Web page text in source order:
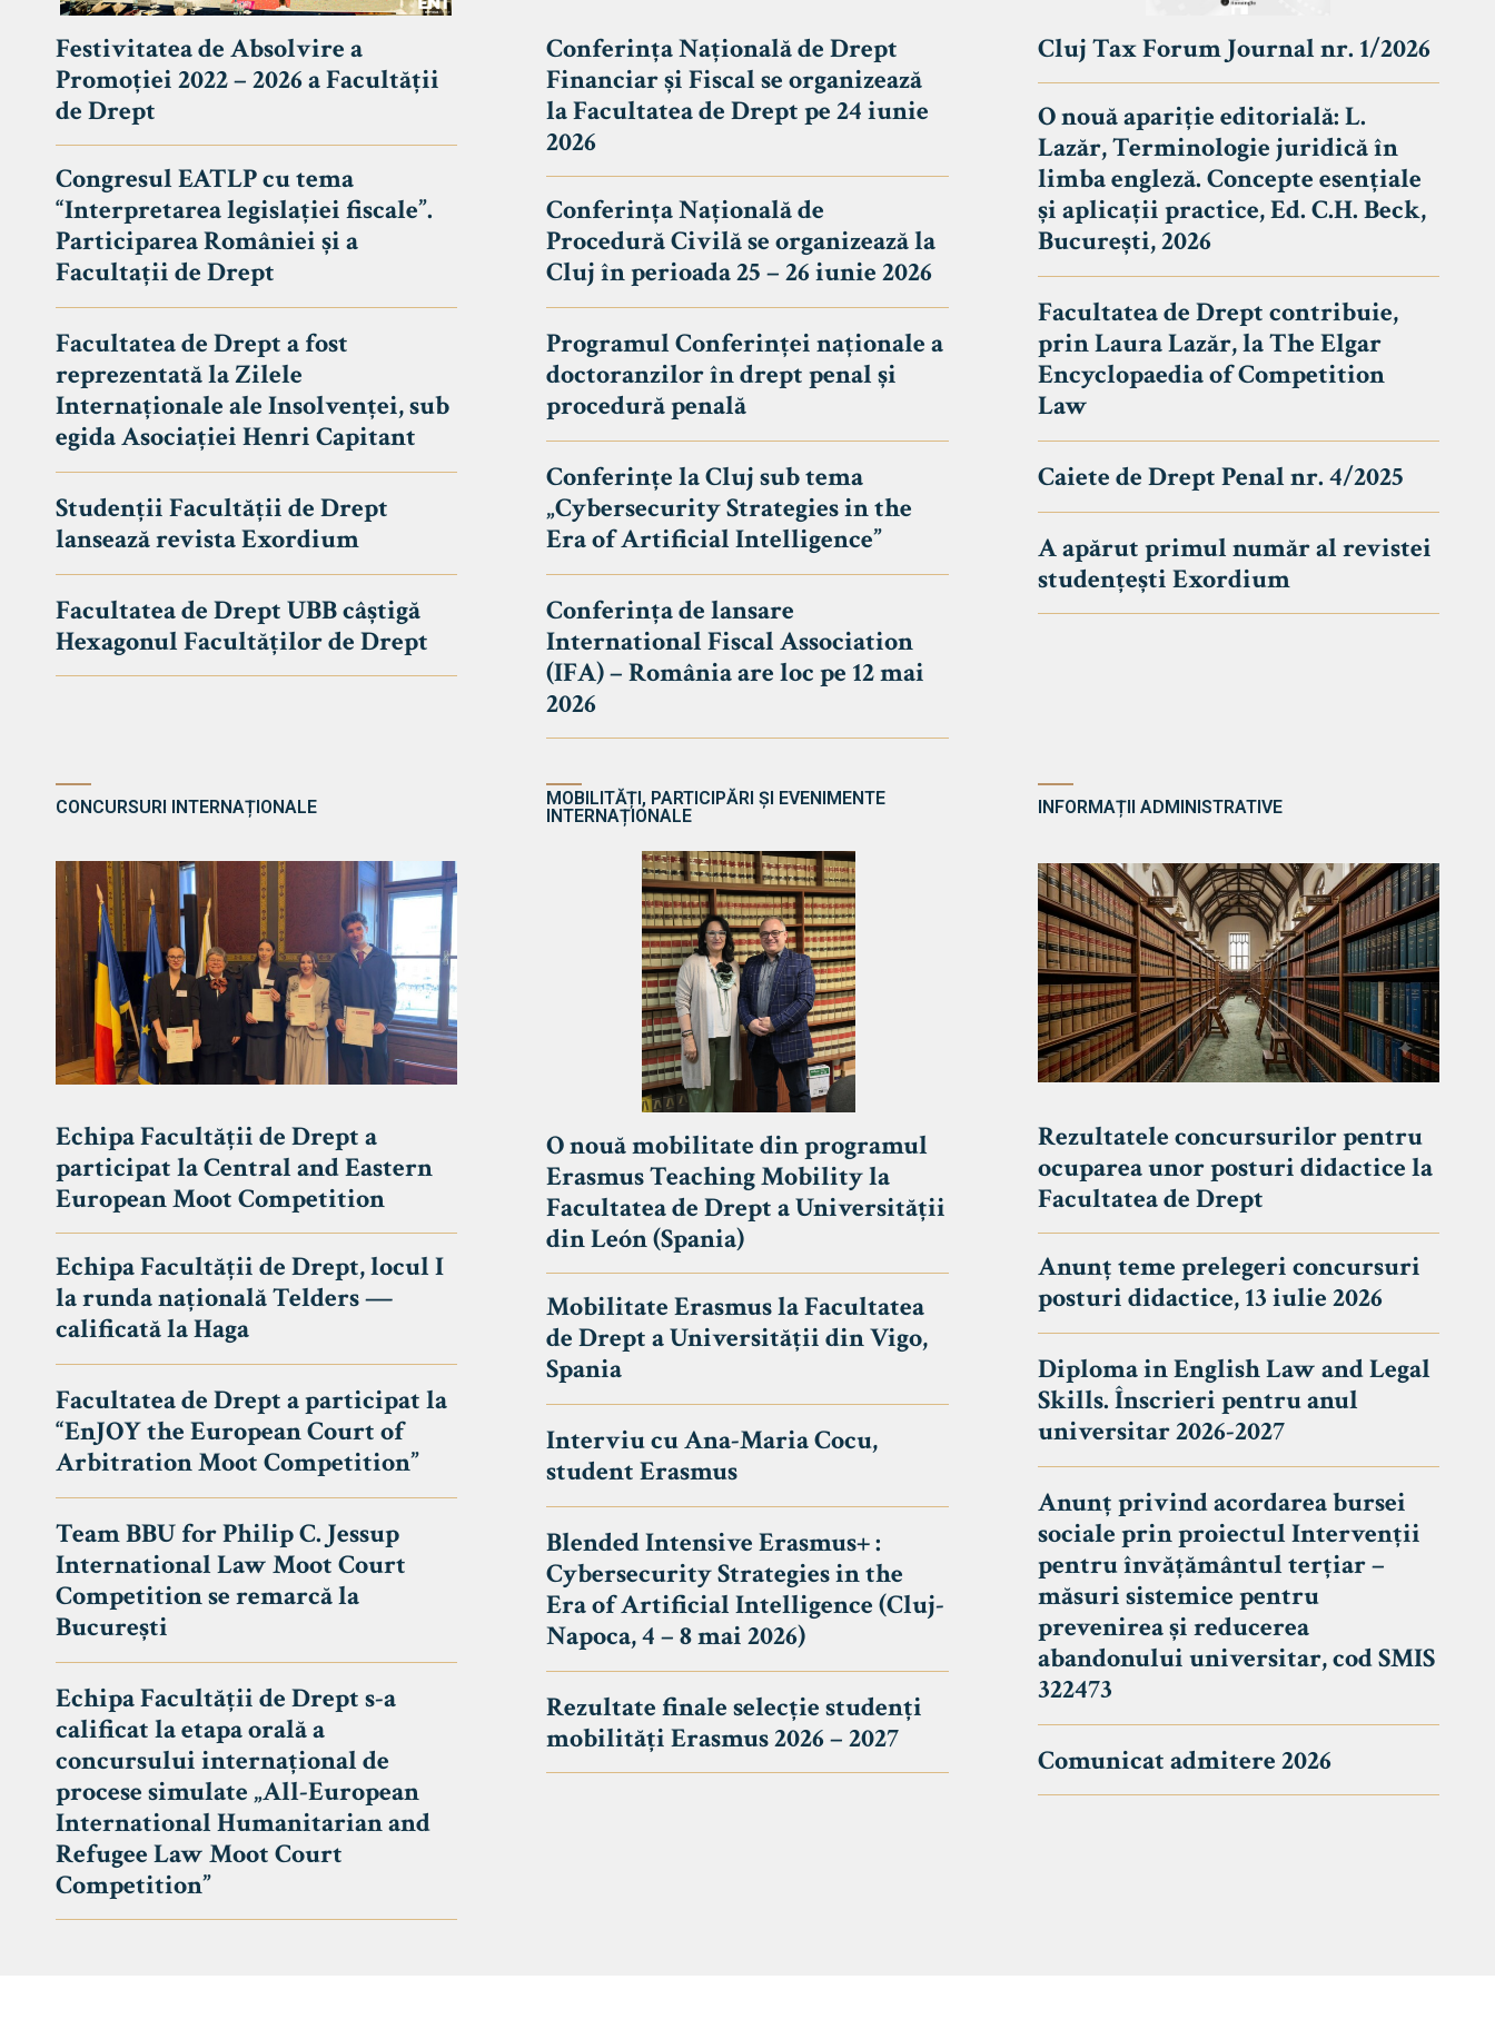
UNIVERSITATEA BABEȘ - BOLYAI
FACULTATEA
DE DREPT
Avizier Studenți
Studii
Admitere
Erasmus & Internațional
Știri
Echipa Facultății
Bibliotecă & Reviste
Festivitatea de Absolvire a
Promoției 2022 – 2026 a Facultății
de Drept
Congresul EATLP cu tema
“Interpretarea legislației fiscale”.
Participarea României și a
Facultații de Drept
Facultatea de Drept a fost
reprezentată la Zilele
Internaționale ale Insolvenței, sub
egida Asociației Henri Capitant
Studenții Facultății de Drept
lansează revista Exordium
Facultatea de Drept UBB câștigă
Hexagonul Facultăților de Drept
Conferința Națională de Drept
Financiar și Fiscal se organizează
la Facultatea de Drept pe 24 iunie
2026
Conferința Națională de
Procedură Civilă se organizează la
Cluj în perioada 25 – 26 iunie 2026
Programul Conferinței naționale a
doctoranzilor în drept penal și
procedură penală
Conferințe la Cluj sub tema
„Cybersecurity Strategies in the
Era of Artificial Intelligence”
Conferința de lansare
International Fiscal Association
(IFA) – România are loc pe 12 mai
2026
Cluj Tax Forum Journal nr. 1/2026
O nouă apariție editorială: L.
Lazăr, Terminologie juridică în
limba engleză. Concepte esențiale
și aplicații practice, Ed. C.H. Beck,
București, 2026
Facultatea de Drept contribuie,
prin Laura Lazăr, la The Elgar
Encyclopaedia of Competition
Law
Caiete de Drept Penal nr. 4/2025
A apărut primul număr al revistei
studențești Exordium
CONCURSURI INTERNAȚIONALE
Echipa Facultății de Drept a
participat la Central and Eastern
European Moot Competition
Echipa Facultății de Drept, locul I
la runda națională Telders —
calificată la Haga
Facultatea de Drept a participat la
“EnJOY the European Court of
Arbitration Moot Competition”
Team BBU for Philip C. Jessup
International Law Moot Court
Competition se remarcă la
București
Echipa Facultății de Drept s-a
calificat la etapa orală a
concursului internațional de
procese simulate „All-European
International Humanitarian and
Refugee Law Moot Court
Competition”
MOBILITĂȚI, PARTICIPĂRI ȘI EVENIMENTE
INTERNAȚIONALE
O nouă mobilitate din programul
Erasmus Teaching Mobility la
Facultatea de Drept a Universității
din León (Spania)
Mobilitate Erasmus la Facultatea
de Drept a Universității din Vigo,
Spania
Interviu cu Ana-Maria Cocu,
student Erasmus
Blended Intensive Erasmus+ :
Cybersecurity Strategies in the
Era of Artificial Intelligence (Cluj-
Napoca, 4 – 8 mai 2026)
Rezultate finale selecție studenți
mobilități Erasmus 2026 – 2027
INFORMAȚII ADMINISTRATIVE
Rezultatele concursurilor pentru
ocuparea unor posturi didactice la
Facultatea de Drept
Anunț teme prelegeri concursuri
posturi didactice, 13 iulie 2026
Diploma in English Law and Legal
Skills. Înscrieri pentru anul
universitar 2026-2027
Anunț privind acordarea bursei
sociale prin proiectul Intervenții
pentru învățământul terțiar –
măsuri sistemice pentru
prevenirea și reducerea
abandonului universitar, cod SMIS
322473
Comunicat admitere 2026